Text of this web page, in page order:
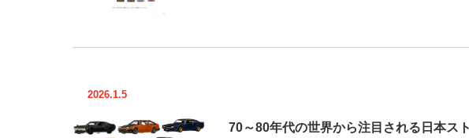
2026.1.5
70～80年代の世界から注目される日本ス